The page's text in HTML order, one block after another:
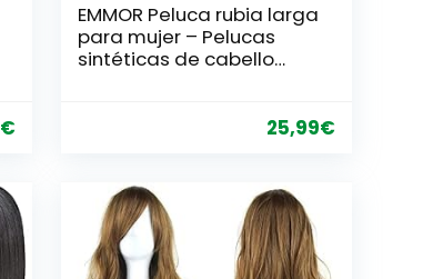
€
EMMOR Peluca rubia larga
para mujer – Pelucas
sintéticas de cabello
fiesta (2 gorro de peluca
25,99€